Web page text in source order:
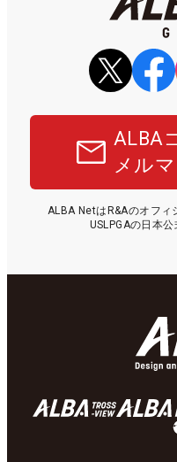
ALBA
メル
ALBA NetはR&Aのオフィ
USLPGAの日本